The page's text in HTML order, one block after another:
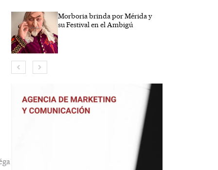
Morboria brinda por Mérida y
su Festival en el Ambigú